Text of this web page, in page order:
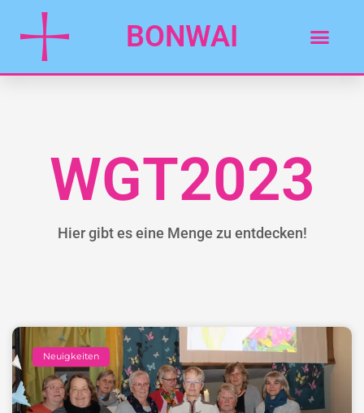
BONWAI
WGT2023
Hier gibt es eine Menge zu entdecken!
Neuigkeiten